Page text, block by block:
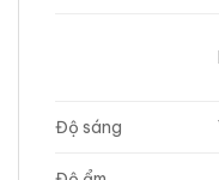
Độ sáng